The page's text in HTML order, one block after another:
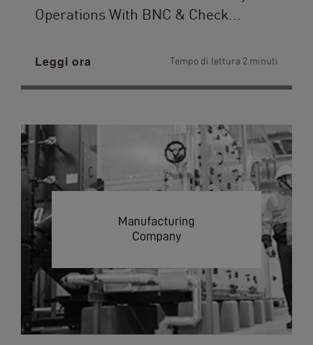
Operations With BNC & Check...
Leggi ora Tempo di lettura 2 minuti